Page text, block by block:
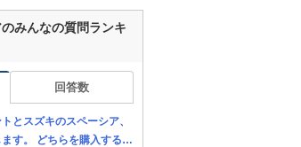
みんなの質問ランキ
回答数
とスズキのスペーシア、
す。 どちらを購入するか